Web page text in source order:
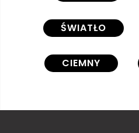
ŚWIATŁO
CIEMNY